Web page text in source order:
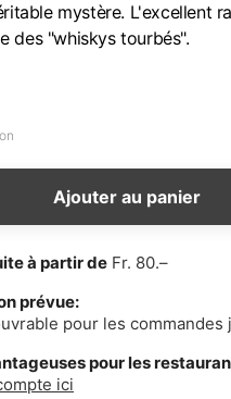
mystère. L'excellent
des "whiskys tourbés".
Ajouter au panier
à partir de Fr. 80.–
prévue:
pour les commandes
pour les
ici